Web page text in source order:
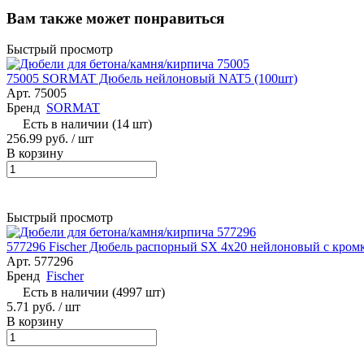
Вам также может понравиться
Быстрый просмотр
75005 SORMAT Дюбель нейлоновый NAT5 (100шт)
Арт. 75005
Бренд SORMAT
Есть в наличии (14 шт)
256.99 руб. / шт
В корзину
Быстрый просмотр
577296 Fischer Дюбель распорный SX 4х20 нейлоновый с
Арт. 577296
Бренд Fischer
Есть в наличии (4997 шт)
5.71 руб. / шт
В корзину